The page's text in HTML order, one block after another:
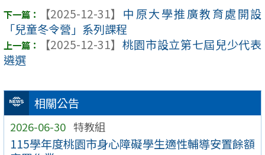
相關公告
2026-06-30 特教組
115學年度桃園市身心障礙學生適性輔導安置餘額
【2025-12-31】 中原大學推廣教育處開設
「兒童冬令營」系列課程
【2025-12-31】 桃園市設立第七屆兒少代表
遴選